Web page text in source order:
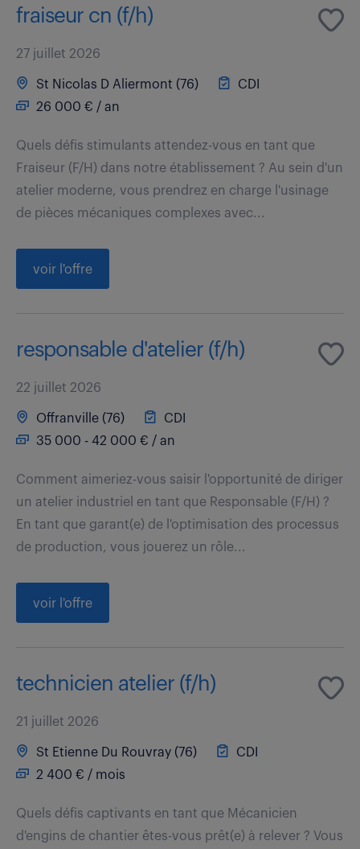
fraiseur cn (f/h)
27 juillet 2026
St Nicolas D Aliermont (76)
CDI
26 000 € / an
Quels défis stimulants attendez-vous en tant que
Fraiseur (F/H) dans notre établissement ? Au sein d'un
atelier moderne, vous prendrez en charge l'usinage
de pièces mécaniques complexes avec...
voir l'offre
responsable d'atelier (f/h)
22 juillet 2026
Offranville (76)
CDI
35 000 - 42 000 € / an
Comment aimeriez-vous saisir l'opportunité de diriger
un atelier industriel en tant que Responsable (F/H) ?
En tant que garant(e) de l'optimisation des processus
de production, vous jouerez un rôle...
voir l'offre
technicien atelier (f/h)
21 juillet 2026
St Etienne Du Rouvray (76)
CDI
2 400 € / mois
Quels défis captivants en tant que Mécanicien
d'engins de chantier êtes-vous prêt(e) à relever ? Vous